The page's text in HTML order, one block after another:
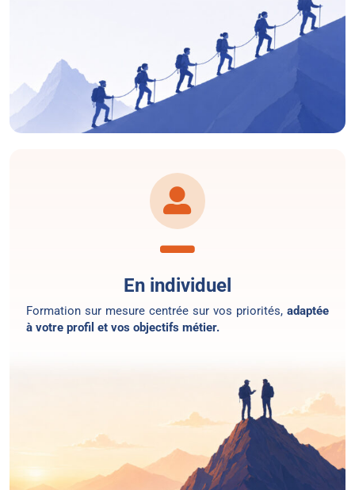
En individuel
Formation sur mesure centrée sur vos priorités,adaptée
à votre profil et vos objectifs métier.